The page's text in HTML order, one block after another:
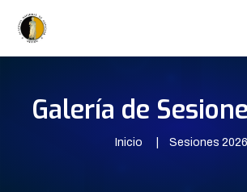
Galería de
Inicio Sesiones 2026